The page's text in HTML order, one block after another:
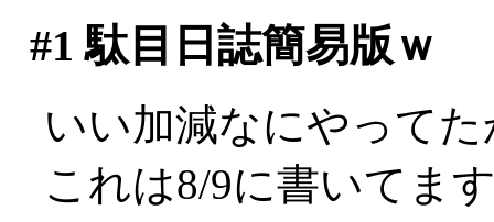
#1 駄目日誌簡易版ｗ
いい加減なにやって
これは8/9に書いてま